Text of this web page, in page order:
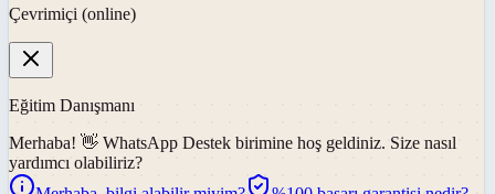
Çevrimiçi (online)
Eğitim Danışmanı
Merhaba! 👋 WhatsApp Destek birimine hoş geldiniz. Size nasıl
yardımcı olabiliriz?